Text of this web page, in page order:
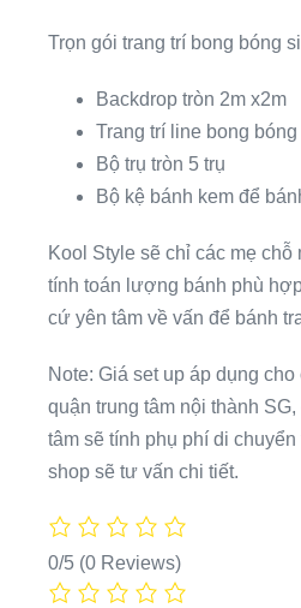
Trọn gói trang trí bong bóng
Backdrop tròn 2m x2m
Trang trí line bong
Bộ trụ tròn 5 trụ
Bộ kệ bánh kem để
Kool Style sẽ chỉ các mẹ chỗ
tính toán lượng bánh phù
cứ yên tâm về vấn để bánh
Note: Giá set up áp dụng
quận trung tâm nội thành
tâm sẽ tính phụ phí di
shop sẽ tư vấn chi tiết.
0/5 (0 Reviews)